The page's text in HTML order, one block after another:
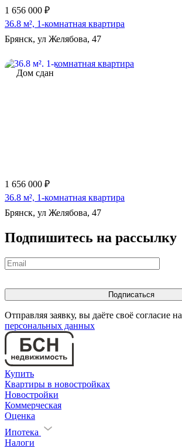
1 656 000 ₽
36.8 м², 1-комнатная квартира
Брянск, ул Желябова, 47
Дом сдан
1 656 000 ₽
36.8 м², 1-комнатная квартира
Брянск, ул Желябова, 47
Подпишитесь на рассылку
Отправляя заявку, вы даёте своё согласие на
персональных данных
Купить
Квартиры в новостройках
Новостройки
Коммерческая
Оценка
Ипотека
Налоги